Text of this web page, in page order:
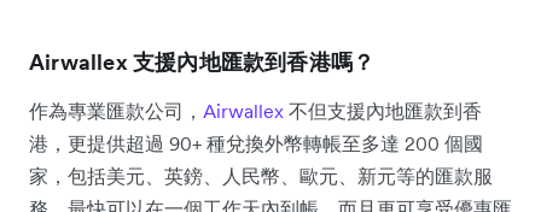
Airwallex 支援內地匯款到香港嗎？
作為專業匯款公司， Airwallex 不但支援內地匯款到香
港，更提供超過 90+ 種兌換外幣轉帳至多達 200 個國
家，包括美元、英鎊、人民幣、歐元、新元等的匯款服